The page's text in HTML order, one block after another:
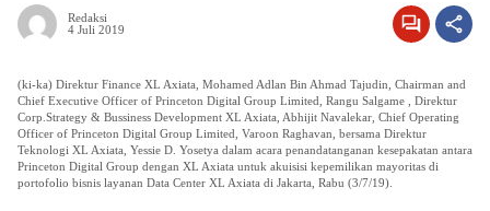
Redaksi
4 Juli 2019
(ki-ka) Direktur Finance XL Axiata, Mohamed Adlan Bin Ahmad Tajudin, Chairman and
Chief Executive Officer of Princeton Digital Group Limited, Rangu Salgame , Direktur
Corp.Strategy & Bussiness Development XL Axiata, Abhijit Navalekar, Chief Operating
Officer of Princeton Digital Group Limited, Varoon Raghavan, bersama Direktur
Teknologi XL Axiata, Yessie D. Yosetya dalam acara penandatanganan kesepakatan antara
Princeton Digital Group dengan XL Axiata untuk akuisisi kepemilikan mayoritas di
portofolio bisnis layanan Data Center XL Axiata di Jakarta, Rabu (3/7/19).